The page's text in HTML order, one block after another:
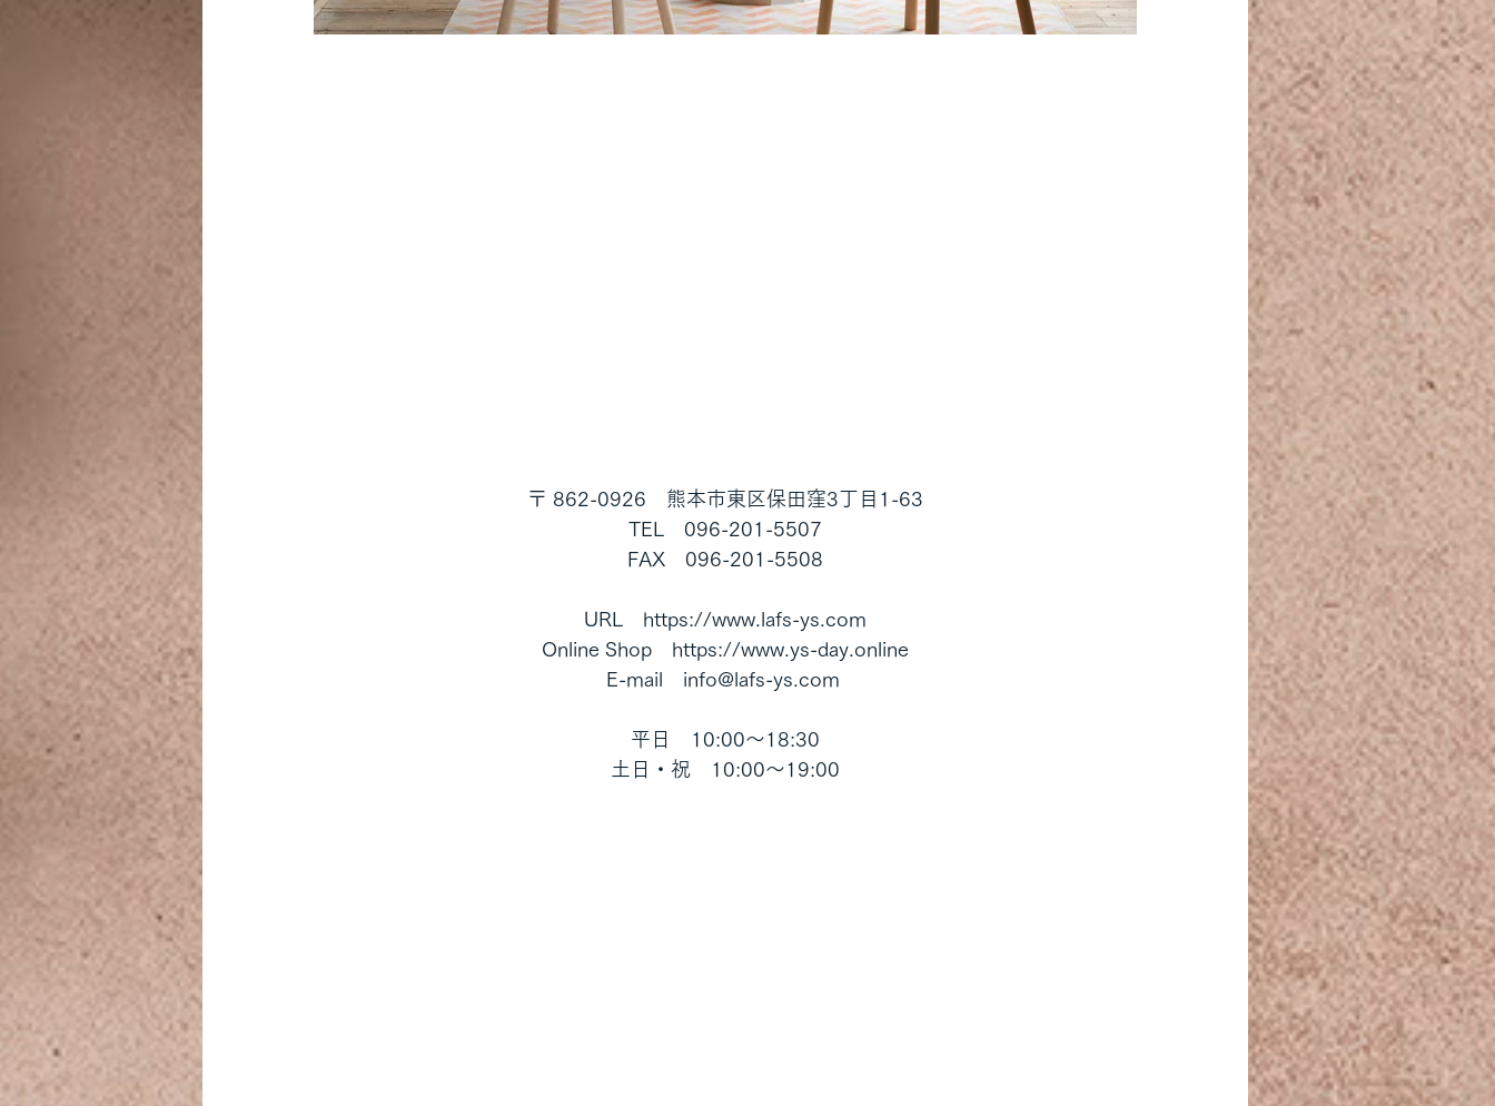
〒 862-0926　熊本市東区保田窪3丁目1-63
TEL　096-201-5507
FAX　096-201-5508
URL　https://www.lafs-ys.com
Online Shop　https://www.ys-day.online
E-mail　info@lafs-ys.com
平日　10:00～18:30
土日・祝　10:00～19:00